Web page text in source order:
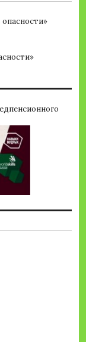
опасности»